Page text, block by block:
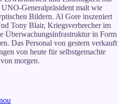
Generalpräsident malt wie
Bildern. Al Gore inszeniert
Tony Blair, Kriegsverbrecher im
Überwachungsinfrastruktur in Form
Das Personal von gestern verkauft
von heute für selbstgemachte
morgen.